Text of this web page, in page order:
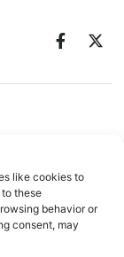
like cookies to
these
behavior or
consent, may